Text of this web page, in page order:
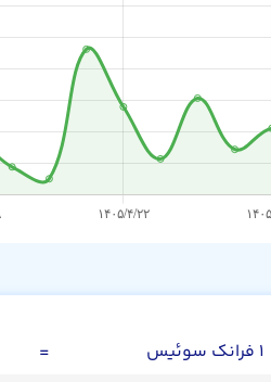
۱ فرانک سوئیس =